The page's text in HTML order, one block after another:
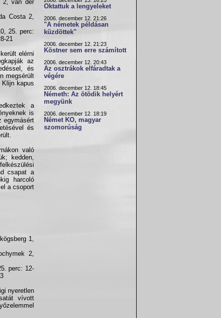
2, van der
Costa 2,
25. perc:
21
elérni
az
és
megsérült
kapus
a
is
egymásért
és
való
kedden,
csapat a
harcoló
a csoport
1,
2,
perc: 12-
nyeretlen
vívott
Oktattuk a lengyeleket
2006. december 12. 21:26
"A németek példásan
küzdöttek"
2006. december 12. 21:23
Köstner sem erre számított
2006. december 12. 20:43
Az osztrákok elfáradtak a
végére
2006. december 12. 18:45
Németh: Az ötödik helyért
megyünk
2006. december 12. 18:19
Német KO, magyar
szomorúság